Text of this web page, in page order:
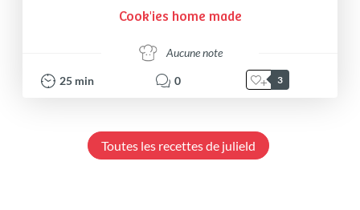
Cook'ies home made
Aucune note
25 min 0 3
Toutes les recettes de julield